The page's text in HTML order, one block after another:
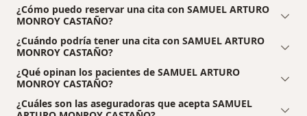
¿Cómo puedo reservar una cita con SAMUEL ARTURO
MONROY CASTAÑO?
¿Cuándo podría tener una cita con SAMUEL ARTURO
MONROY CASTAÑO?
¿Qué opinan los pacientes de SAMUEL ARTURO
MONROY CASTAÑO?
¿Cuáles son las aseguradoras que acepta SAMUEL